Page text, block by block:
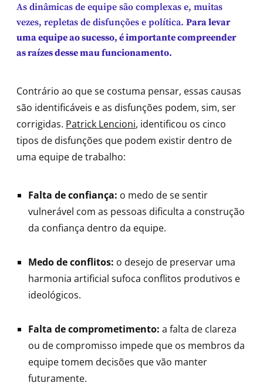
As dinâmicas de equipe são complexas e, muitas
vezes, repletas de disfunções e política. Para levar
uma equipe ao sucesso, é importante compreender
as raízes desse mau funcionamento.
Contrário ao que se costuma pensar, essas causas
são identificáveis e as disfunções podem, sim, ser
corrigidas. Patrick Lencioni, identificou os cinco
tipos de disfunções que podem existir dentro de
uma equipe de trabalho:
Falta de confiança: o medo de se sentir
vulnerável com as pessoas dificulta a construção
da confiança dentro da equipe.
Medo de conflitos: o desejo de preservar uma
harmonia artificial sufoca conflitos produtivos e
ideológicos.
Falta de comprometimento: a falta de clareza
ou de compromisso impede que os membros da
equipe tomem decisões que vão manter
futuramente.